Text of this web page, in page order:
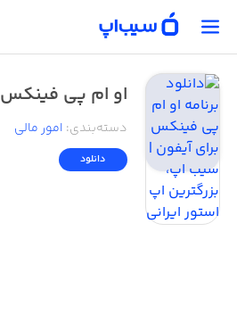
او ام پی فینکس
دسته‌بندی: امور ‌مالی
دانلود